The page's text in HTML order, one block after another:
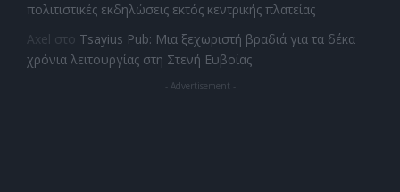
πολιτιστικές εκδηλώσεις εκτός κεντρικής πλατείας
Axel στο Tsayius Pub: Μια ξεχωριστή βραδιά για τα δέκα
χρόνια λειτουργίας στη Στενή Ευβοίας
- Advertisement -